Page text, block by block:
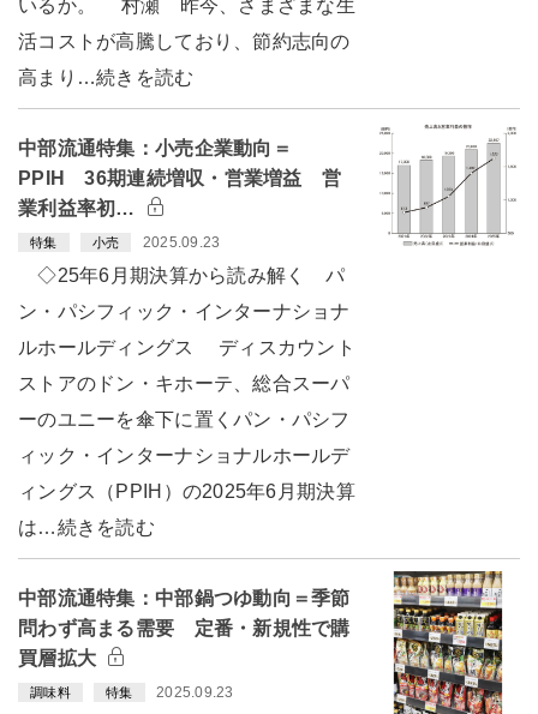
いるか。 村瀬 昨今、さまざまな生
活コストが高騰しており、節約志向の
高まり…続きを読む
中部流通特集：小売企業動向＝
PPIH 36期連続増収・営業増益 営
業利益率初…
特集 小売 2025.09.23
◇25年6月期決算から読み解く パ
ン・パシフィック・インターナショナ
ルホールディングス ディスカウント
ストアのドン・キホーテ、総合スーパ
ーのユニーを傘下に置くパン・パシフ
ィック・インターナショナルホールデ
ィングス（PPIH）の2025年6月期決算
は…続きを読む
中部流通特集：中部鍋つゆ動向＝季節
問わず高まる需要 定番・新規性で購
買層拡大
調味料 特集 2025.09.23